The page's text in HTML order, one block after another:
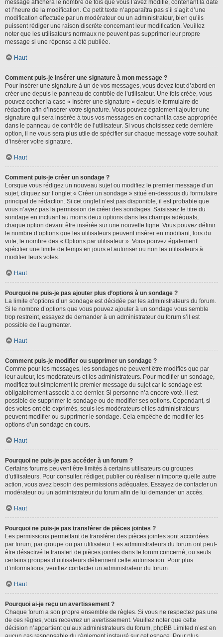
message affichera le nombre de fois que vous l’avez modifié, contenant la date
et l’heure de la modification. Ce petit texte n’apparaîtra pas s’il s’agit d’une
modification effectuée par un modérateur ou un administrateur, bien qu’ils
puissent rédiger une raison discrète concernant leur modification. Veuillez
noter que les utilisateurs normaux ne peuvent pas supprimer leur propre
message si une réponse a été publiée.
Haut
Comment puis-je insérer une signature à mon message ?
Pour insérer une signature à un de vos messages, vous devez tout d’abord en
créer une depuis le panneau de contrôle de l’utilisateur. Une fois créée, vous
pouvez cocher la case « Insérer une signature » depuis le formulaire de
rédaction afin d’insérer votre signature. Vous pouvez également ajouter une
signature qui sera insérée à tous vos messages en cochant la case appropriée
dans le panneau de contrôle de l’utilisateur. Si vous choisissez cette dernière
option, il ne vous sera plus utile de spécifier sur chaque message votre souhait
d’insérer votre signature.
Haut
Comment puis-je créer un sondage ?
Lorsque vous rédigez un nouveau sujet ou modifiez le premier message d’un
sujet, cliquez sur l’onglet « Créer un sondage » situé en-dessous du formulaire
principal de rédaction. Si cet onglet n’est pas disponible, il est probable que
vous n’ayez pas la permission de créer des sondages. Saisissez le titre du
sondage en incluant au moins deux options dans les champs adéquats,
chaque option devant être insérée sur une nouvelle ligne. Vous pouvez définir
le nombre d’options que les utilisateurs peuvent insérer en modifiant, lors du
vote, le nombre des « Options par utilisateur ». Vous pouvez également
spécifier une limite de temps en jours et autoriser ou non les utilisateurs à
modifier leurs votes.
Haut
Pourquoi ne puis-je pas ajouter plus d’options à un sondage ?
La limite d’options d’un sondage est décidée par les administrateurs du forum.
Si le nombre d’options que vous pouvez ajouter à un sondage vous semble
trop restreint, essayez de demander à un administrateur du forum s’il est
possible de l’augmenter.
Haut
Comment puis-je modifier ou supprimer un sondage ?
Comme pour les messages, les sondages ne peuvent être modifiés que par
leur auteur, les modérateurs et les administrateurs. Pour modifier un sondage,
modifiez tout simplement le premier message du sujet car le sondage est
obligatoirement associé à ce dernier. Si personne n’a encore voté, il est
possible de supprimer le sondage ou de modifier ses options. Cependant, si
des votes ont été exprimés, seuls les modérateurs et les administrateurs
peuvent modifier ou supprimer le sondage. Cela empêche de modifier les
options d’un sondage en cours.
Haut
Pourquoi ne puis-je pas accéder à un forum ?
Certains forums peuvent être limités à certains utilisateurs ou groupes
d’utilisateurs. Pour consulter, rédiger, publier ou réaliser n’importe quelle autre
action, vous avez besoin des permissions adéquates. Essayez de contacter un
modérateur ou un administrateur du forum afin de lui demander un accès.
Haut
Pourquoi ne puis-je pas transférer de pièces jointes ?
Les permissions permettant de transférer des pièces jointes sont accordées
par forum, par groupe ou par utilisateur. Les administrateurs du forum ont peut-
être désactivé le transfert de pièces jointes dans le forum concerné, ou seuls
certains groupes d’utilisateurs détiennent cette autorisation. Pour plus
d’informations, veuillez contacter un administrateur du forum.
Haut
Pourquoi ai-je reçu un avertissement ?
Chaque forum a son propre ensemble de règles. Si vous ne respectez pas une
de ces règles, vous recevrez un avertissement. Veuillez noter que cette
décision n’appartient qu’aux administrateurs du forum, phpBB Limited n’est en